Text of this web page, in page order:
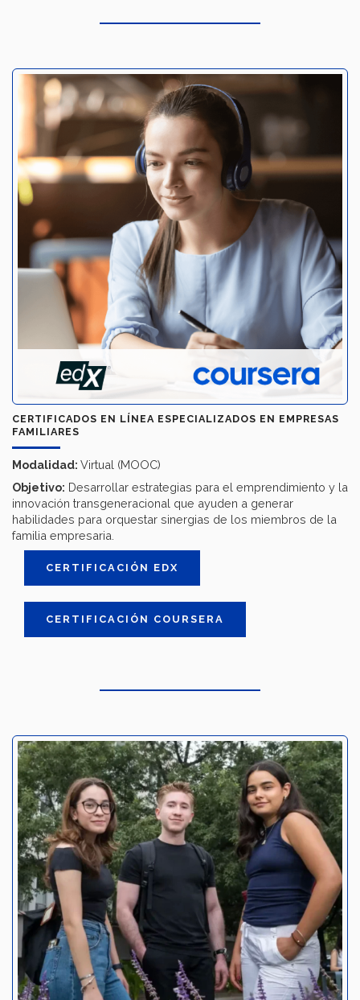
CERTIFICADOS EN LÍNEA ESPECIALIZADOS EN EMPRESAS
FAMILIARES
Modalidad: Virtual (MOOC)
Objetivo: Desarrollar estrategias para el emprendimiento y la
innovación transgeneracional que ayuden a generar
habilidades para orquestar sinergias de los miembros de la
familia empresaria.
CERTIFICACIÓN EDX
CERTIFICACIÓN COURSERA